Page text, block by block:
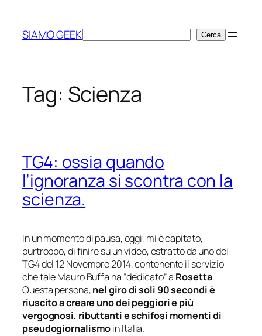
contenuto
SIAMO GEEKCerca Cerca
Tag: Scienza
TG4: ossia quando
l’ignoranza si scontra con la
scienza.
In un momento di pausa, oggi, mi è capitato,
purtroppo, di finire su un video, estratto da uno dei
TG4 del 12 Novembre 2014, contenente il servizio
che tale Mauro Buffa ha “dedicato” a Rosetta.
Questa persona,nel giro di soli 90 secondi è
riuscito a creare uno dei peggiori e più
vergognosi, ributtanti e schifosi momenti di
pseudogiornalismoin Italia.